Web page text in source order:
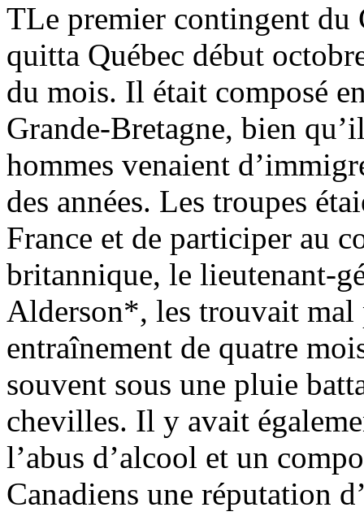
TLe premier contingent du
quitta Québec début
du mois. Il était composé
Grande-Bretagne, bien
hommes venaient
des années. Les troupes
France et de participer au
britannique, le lieutenant-
Alderson*, les trouvait mal
entraînement de quatre
souvent sous une pluie
chevilles. Il y avait
l’abus d’alcool et un
Canadiens une réputation